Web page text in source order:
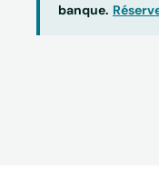
banque.